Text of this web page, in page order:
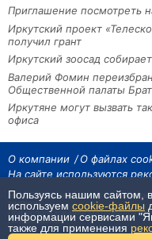
Приглашение посмотреть
Иркутский проект
получил грант
Иркутский зоосад
Валерий Фомин
Общественной палаты
Иркутяне могут вызвать
офиса
О компании
О файлах
На сайте используются
На сайте размещаются материалы
законом.
При использовании материалов
гиперссылка.
Пользуясь нашим сайтом,
используем cookie-файлы
информации сервисами
также для применения